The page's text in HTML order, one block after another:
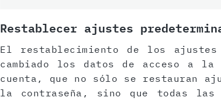
Restablecer ajustes
El restablecimiento de los
cambiado los datos de acceso a
cuenta, que no sólo se restauran
la contraseña, sino que todas las